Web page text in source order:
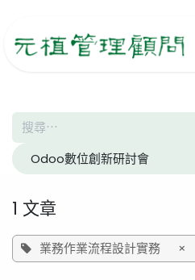
Odoo數位創新研討會
1 文章
業務作業流程設計實務 ×